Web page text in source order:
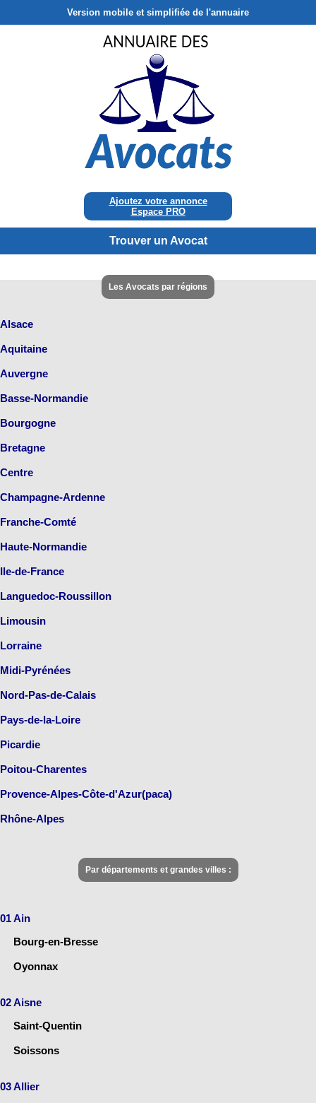
Version mobile et simplifiée de l'annuaire
Ajoutez votre annonce
Espace PRO
Trouver un Avocat
Les Avocats par régions
Alsace
Aquitaine
Auvergne
Basse-Normandie
Bourgogne
Bretagne
Centre
Champagne-Ardenne
Franche-Comté
Haute-Normandie
Ile-de-France
Languedoc-Roussillon
Limousin
Lorraine
Midi-Pyrénées
Nord-Pas-de-Calais
Pays-de-la-Loire
Picardie
Poitou-Charentes
Provence-Alpes-Côte-d'Azur(paca)
Rhône-Alpes
Par départements et grandes villes :
01 Ain
Bourg-en-Bresse
Oyonnax
02 Aisne
Saint-Quentin
Soissons
03 Allier